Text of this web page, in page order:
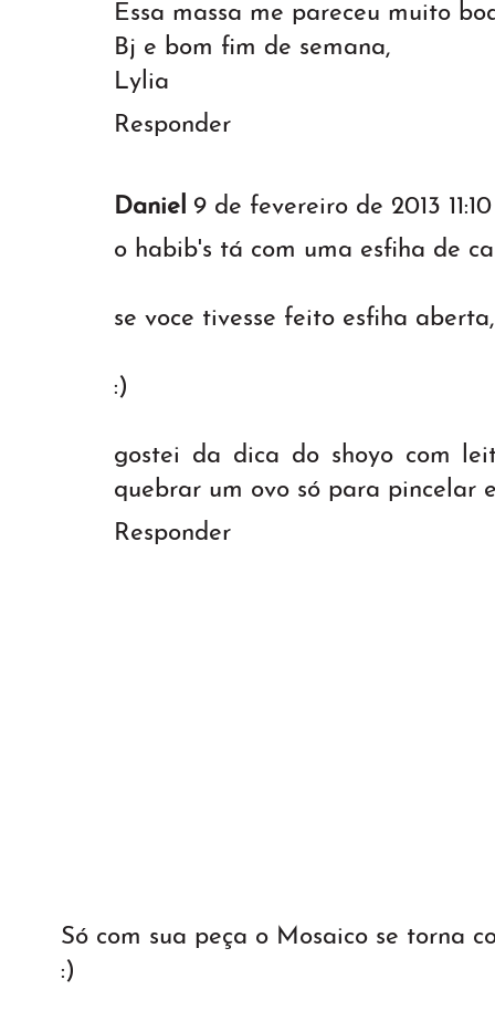
Essa massa me pareceu muito
Bj e bom fim de semana,
Lylia
Responder
Daniel 9 de fevereiro de 2013 11:10
o habib's tá com uma esfiha de
se voce tivesse feito esfiha
:)
gostei da dica do shoyo com
quebrar um ovo só para pincelar
Responder
Só com sua peça o Mosaico se torna
:)